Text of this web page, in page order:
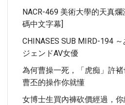
NACR-469 美術大學的天真
碼中文字幕]
CHINASES SUB MIRD-194
ジェンドAV女優
為何曹操一死，「虎痴」許
曹丕的操作你就懂
女博士生買內褲砍價經過，你